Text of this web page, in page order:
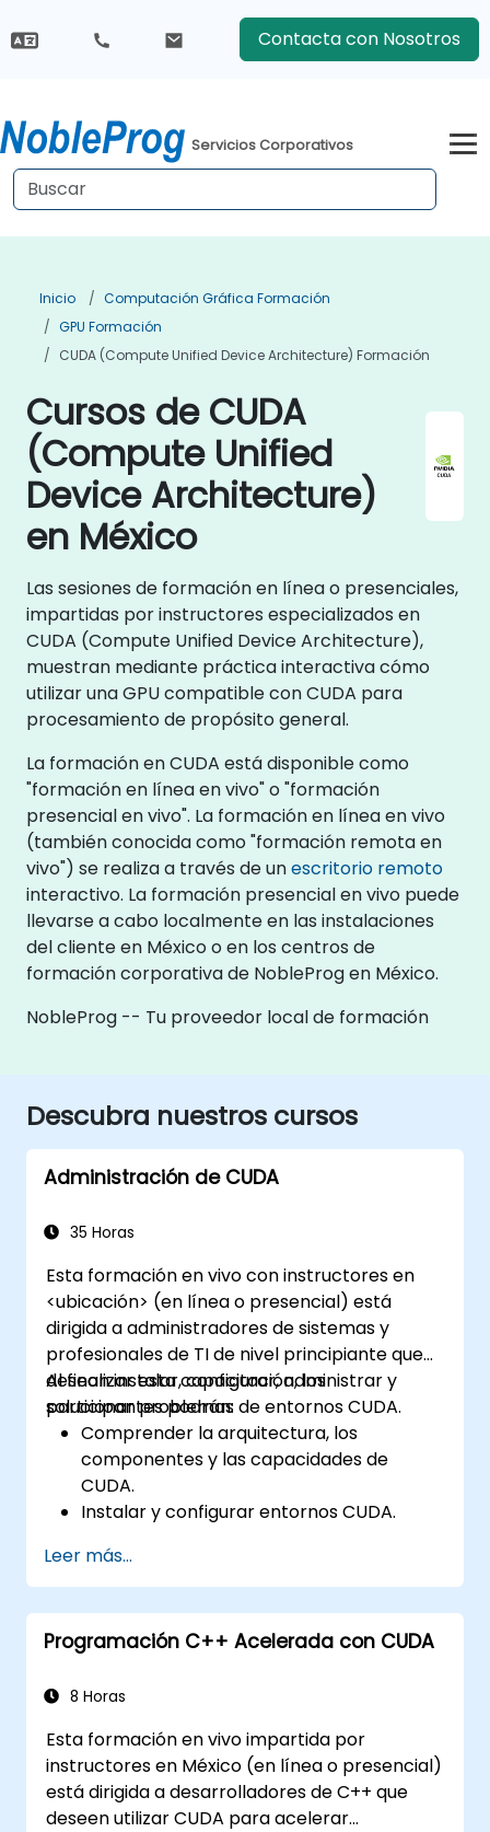
Contacta con Nosotros
Servicios Corporativos
Inicio
Computación Gráfica Formación
GPU Formación
CUDA (Compute Unified Device Architecture) Formación
Cursos de CUDA
(Compute Unified
Device Architecture)
en México
Las sesiones de formación en línea o presenciales,
impartidas por instructores especializados en
CUDA (Compute Unified Device Architecture),
muestran mediante práctica interactiva cómo
utilizar una GPU compatible con CUDA para
procesamiento de propósito general.
La formación en CUDA está disponible como
"formación en línea en vivo" o "formación
presencial en vivo". La formación en línea en vivo
(también conocida como "formación remota en
vivo") se realiza a través de unescritorio remoto
interactivo. La formación presencial en vivo puede
llevarse a cabo localmente en las instalaciones
del cliente en México o en los centros de
formación corporativa de NobleProg en México.
NobleProg -- Tu proveedor local de formación
Descubra nuestros cursos
Administración de CUDA
35 Horas
Esta formación en vivo con instructores en
<ubicación> (en línea o presencial) está
dirigida a administradores de sistemas y
profesionales de TI de nivel principiante que
desean instalar, configurar, administrar y
solucionar problemas de entornos CUDA.
Al finalizar esta capacitación, los
participantes podrán:
Comprender la arquitectura, los
componentes y las capacidades de
CUDA.
Instalar y configurar entornos CUDA.
CUDA.
Depurar y solucionar problemas
comunes de CUDA.
Leer más...
Programación C++ Acelerada con CUDA
8 Horas
Esta formación en vivo impartida por
instructores en México (en línea o presencial)
está dirigida a desarrolladores de C++ que
deseen utilizar CUDA para acelerar